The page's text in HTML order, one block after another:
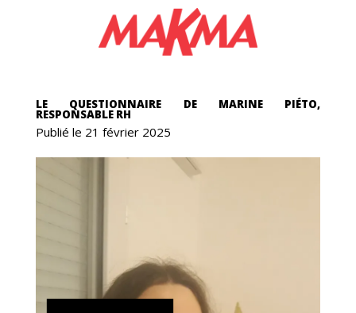
LE QUESTIONNAIRE DE MARINE PIÉTO,
RESPONSABLE RH
Publié le 21 février 2025